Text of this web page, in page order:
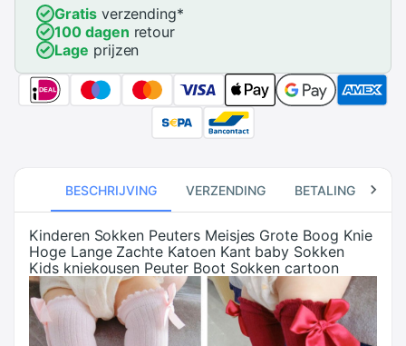
Gratisverzending*
100 dagen retour
Lage prijzen
BESCHRIJVING VERZENDING BETALING
Kinderen Sokken Peuters Meisjes Grote Boog Knie
Hoge Lange Zachte Katoen Kant baby Sokken
Kids kniekousen Peuter Boot Sokken cartoon